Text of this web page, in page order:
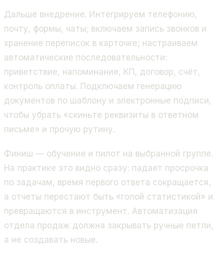
Дальше внедрение. Интегрируем телефонию,
почту, формы, чаты; включаем запись звонков и
хранение переписок в карточке; настраиваем
автоматические последовательности:
приветствие, напоминание, КП, договор, счёт,
контроль оплаты. Подключаем генерацию
документов по шаблону и электронные подписи,
чтобы убрать «скиньте реквизиты в ответном
письме» и прочую рутину.
Финиш — обучение и пилот на выбранной группе.
На практике это видно сразу: падает просрочка
по задачам, время первого ответа сокращается,
а отчеты перестают быть «голой статистикой» и
превращаются в инструмент. Автоматизация
отдела продаж должна закрывать ручные петли,
а не создавать новые.